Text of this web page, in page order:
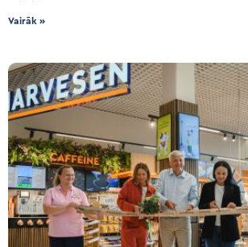
Vairāk »